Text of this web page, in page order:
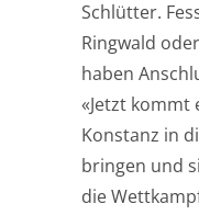
Schlütter.
Ringwald
haben
«Jetzt kommt
Konstanz in
bringen und
die